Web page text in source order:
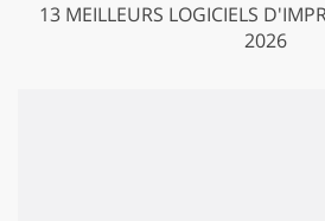
13 MEILLEURS LOGICIELS
2026